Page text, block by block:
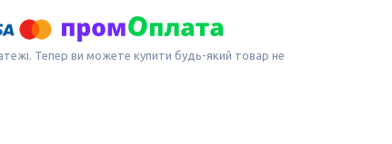
Тепер ви можете купити будь-який товар не